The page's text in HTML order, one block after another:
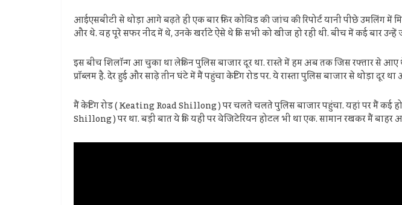
आईएसबीटी से थोड़ा आगे बढ़ते ही एक बार फिर कोविड की जांच की रिपोर्ट यानी पीछे उमलिंग
और थे. वह पूरे सफर नींद में थे, उनके खर्राटे ऐसे थे कि सभी को खीज हो रही थी. बीच में कई बार
इस बीच शिलॉन्ग आ चुका था लेकिन पुलिस बाजार दूर था. रास्ते में हम अब तक जिस रफ्तार से
प्रॉब्लम है. देर हुई और साढ़े तीन घंटे में मैं पहुंचा केटिंग रोड पर. ये रास्ता पुलिस बाजार से थोड़ा
मैं केटिंग रोड ( Keating Road Shillong ) पर चलते चलते पुलिस बाजार पहुंचा. यहां पर मैं कई
Shillong ) पर था. बड़ी बात ये कि यहीं पर वेजिटेरियन होटल भी था एक. सामान रखकर मैं